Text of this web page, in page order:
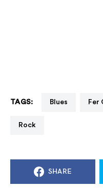
TAGS: Blues
Rock
SHARE